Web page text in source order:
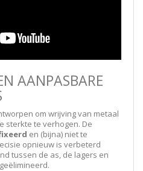
AANPASBARE
om wrijving van metaal
sterkte te verhogen. De
en (bijna) niet te
opnieuw is verbeterd
tussen de as, de lagers en